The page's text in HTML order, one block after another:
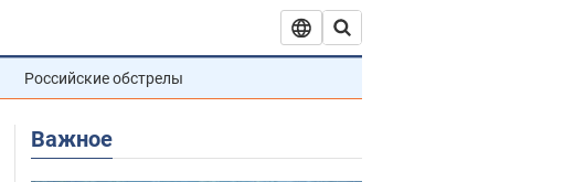
Российские обстрелы
Важное